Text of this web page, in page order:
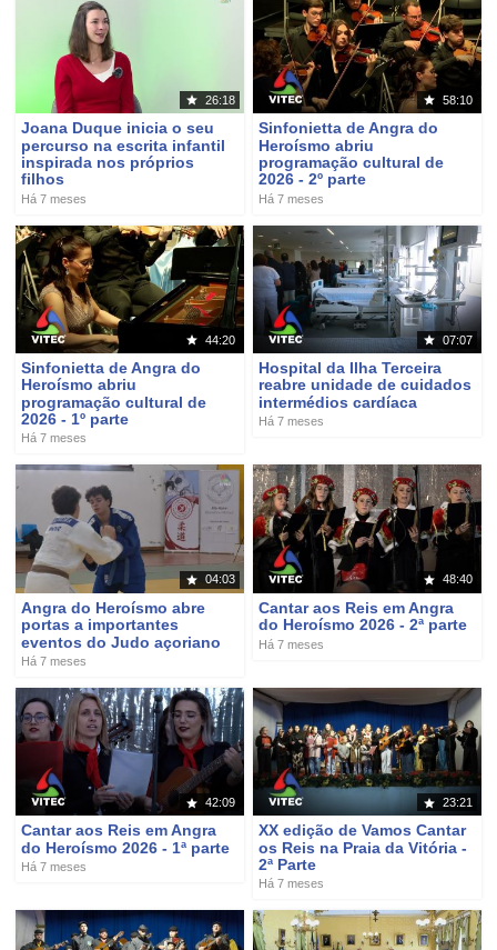
26:18
Joana Duque inicia o seu
percurso na escrita infantil
inspirada nos próprios
filhos
Há 7 meses
58:10
Sinfonietta de Angra do
Heroísmo abriu
programação cultural de
2026 - 2º parte
Há 7 meses
44:20
Sinfonietta de Angra do
Heroísmo abriu
programação cultural de
2026 - 1º parte
Há 7 meses
07:07
Hospital da Ilha Terceira
reabre unidade de cuidados
intermédios cardíaca
Há 7 meses
04:03
Angra do Heroísmo abre
portas a importantes
eventos do Judo açoriano
Há 7 meses
48:40
Cantar aos Reis em Angra
do Heroísmo 2026 - 2ª parte
Há 7 meses
42:09
Cantar aos Reis em Angra
do Heroísmo 2026 - 1ª parte
Há 7 meses
23:21
XX edição de Vamos Cantar
os Reis na Praia da Vitória -
2ª Parte
Há 7 meses